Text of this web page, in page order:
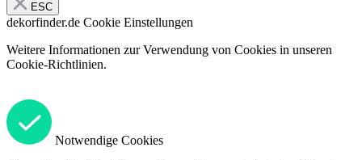
ESC
dekorfinder.de Cookie Einstellungen
Weitere Informationen zur Verwendung von Cookies in unseren
Cookie-Richtlinien.
Notwendige Cookies